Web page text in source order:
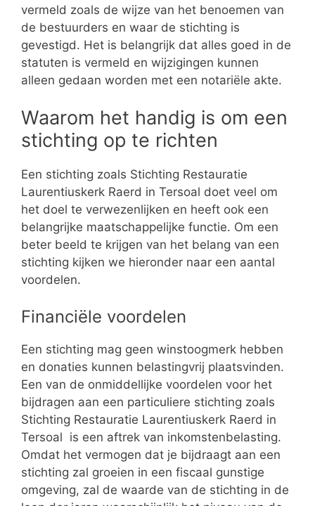
vermeld zoals de wijze van het benoemen van
de bestuurders en waar de stichting is
gevestigd. Het is belangrijk dat alles goed in de
statuten is vermeld en wijzigingen kunnen
alleen gedaan worden met een notariële akte.
Waarom het handig is om een
stichting op te richten
Een stichting zoals Stichting Restauratie
Laurentiuskerk Raerd in Tersoal doet veel om
het doel te verwezenlijken en heeft ook een
belangrijke maatschappelijke functie. Om een
beter beeld te krijgen van het belang van een
stichting kijken we hieronder naar een aantal
voordelen.
Financiële voordelen
Een stichting mag geen winstoogmerk hebben
en donaties kunnen belastingvrij plaatsvinden.
Een van de onmiddellijke voordelen voor het
bijdragen aan een particuliere stichting zoals
Stichting Restauratie Laurentiuskerk Raerd in
Tersoal is een aftrek van inkomstenbelasting.
Omdat het vermogen dat je bijdraagt aan een
stichting zal groeien in een fiscaal gunstige
omgeving, zal de waarde van de stichting in de